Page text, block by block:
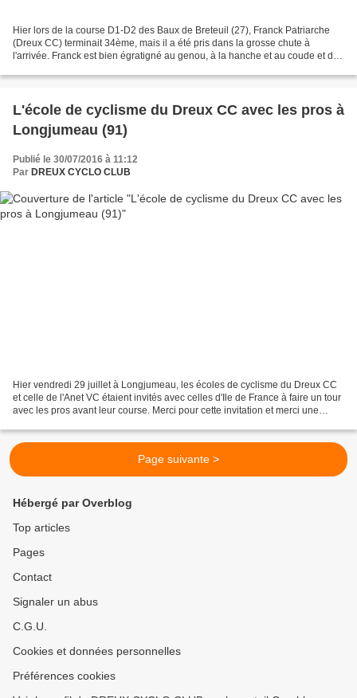
Hier lors de la course D1-D2 des Baux de Breteuil (27), Franck Patriarche
(Dreux CC) terminait 34ème, mais il a été pris dans la grosse chute à
l'arrivée. Franck est bien égratigné au genou, à la hanche et au coude et doit
L'école de cyclisme du Dreux CC avec les pros à
Longjumeau (91)
Publié le 30/07/2016 à 11:12
Par DREUX CYCLO CLUB
Hier vendredi 29 juillet à Longjumeau, les écoles de cyclisme du Dreux CC
et celle de l'Anet VC étaient invités avec celles d'Ile de France à faire un tour
avec les pros avant leur course. Merci pour cette invitation et merci une
Page suivante >
Hébergé par Overblog
Top articles
Pages
Contact
Signaler un abus
C.G.U.
Cookies et données personnelles
Préférences cookies